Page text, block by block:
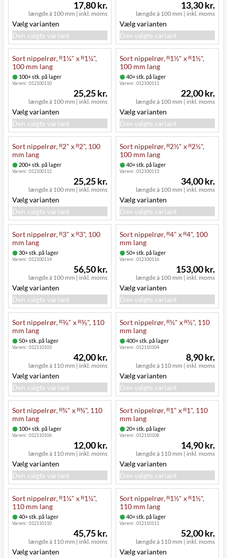
længde á 100 mm | inkl. moms
17,80 kr.
Vælg varianten
Den valgte variant
længde á 100 mm | inkl. moms
13,30 kr.
Vælg varianten
Den valgte variant
Sort nippelrør, ᴿ1¼" x ᴿ1¼",
100 mm lang
100+ stk. på lager
Varenr.:012100110
længde á 100 mm | inkl. moms
25,25 kr.
Vælg varianten
Den valgte variant
Sort nippelrør, ᴿ1½" x ᴿ1½",
100 mm lang
40+ stk. på lager
Varenr.:012100111
længde á 100 mm | inkl. moms
22,00 kr.
Vælg varianten
Den valgte variant
Sort nippelrør, ᴿ2" x ᴿ2", 100
mm lang
200+ stk. på lager
Varenr.:012100112
længde á 100 mm | inkl. moms
25,25 kr.
Vælg varianten
Den valgte variant
Sort nippelrør, ᴿ2½" x ᴿ2½",
100 mm lang
40+ stk. på lager
Varenr.:012100113
længde á 100 mm | inkl. moms
34,00 kr.
Vælg varianten
Den valgte variant
Sort nippelrør, ᴿ3" x ᴿ3", 100
mm lang
30+ stk. på lager
Varenr.:012100114
længde á 100 mm | inkl. moms
56,50 kr.
Vælg varianten
Den valgte variant
Sort nippelrør, ᴿ4" x ᴿ4", 100
mm lang
50+ stk. på lager
Varenr.:012100116
længde á 100 mm | inkl. moms
153,00 kr.
Vælg varianten
Den valgte variant
Sort nippelrør, ᴿ⅜" x ᴿ⅜", 110
mm lang
50+ stk. på lager
Varenr.:012110103
længde á 110 mm | inkl. moms
42,00 kr.
Vælg varianten
Den valgte variant
Sort nippelrør, ᴿ½" x ᴿ½", 110
mm lang
400+ stk. på lager
Varenr.:012110104
længde á 110 mm | inkl. moms
8,90 kr.
Vælg varianten
Den valgte variant
Sort nippelrør, ᴿ¾" x ᴿ¾", 110
mm lang
100+ stk. på lager
Varenr.:012110106
længde á 110 mm | inkl. moms
12,00 kr.
Vælg varianten
Den valgte variant
Sort nippelrør, ᴿ1" x ᴿ1", 110
mm lang
20+ stk. på lager
Varenr.:012110108
længde á 110 mm | inkl. moms
14,90 kr.
Vælg varianten
Den valgte variant
Sort nippelrør, ᴿ1¼" x ᴿ1¼",
110 mm lang
40+ stk. på lager
Varenr.:012110110
længde á 110 mm | inkl. moms
45,75 kr.
Vælg varianten
Sort nippelrør, ᴿ1½" x ᴿ1½",
110 mm lang
40+ stk. på lager
Varenr.:012110111
længde á 110 mm | inkl. moms
52,00 kr.
Vælg varianten